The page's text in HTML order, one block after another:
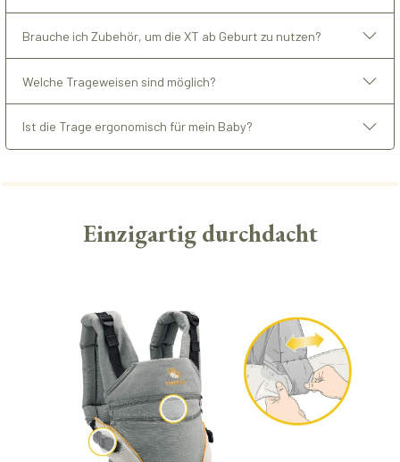
Brauche ich Zubehör, um die XT ab Geburt zu nutzen?
Welche Trageweisen sind möglich?
Ist die Trage ergonomisch für mein Baby?
Einzigartig durchdacht